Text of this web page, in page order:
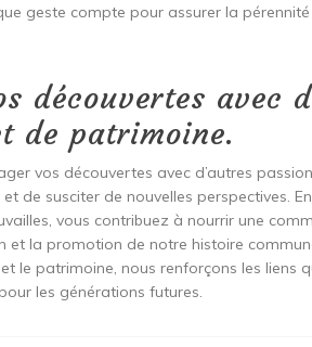
geste compte pour assurer la
découvertes avec
de patrimoine.
vos découvertes avec d’autres
et de susciter de nouvelles perspectives.
vous contribuez à nourrir une
et la promotion de notre histoire
le patrimoine, nous renforçons les liens
les générations futures.